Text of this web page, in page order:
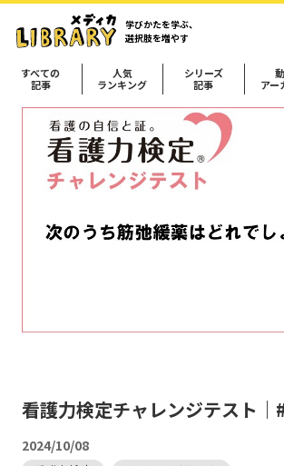
学びかたを学ぶ、
選択肢を増やす
すべての
記事
人気
ランキング
シリーズ
記事
アー
看護力検定チャレンジテスト｜
2024/10/08